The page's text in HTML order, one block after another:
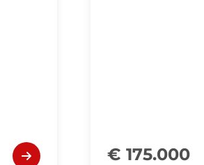
€ 175.000